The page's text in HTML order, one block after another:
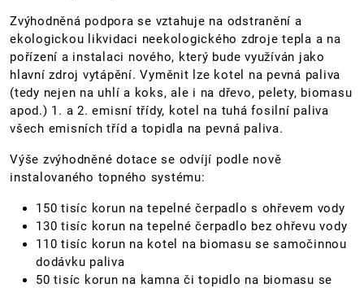
Zvýhodněná podpora se vztahuje na odstranění a
ekologickou likvidaci neekologického zdroje tepla a na
pořízení a instalaci nového, který bude využíván jako
hlavní zdroj vytápění. Vyměnit lze kotel na pevná paliva
(tedy nejen na uhlí a koks, ale i na dřevo, pelety, biomasu
apod.) 1. a 2. emisní třídy, kotel na tuhá fosilní paliva
všech emisních tříd a topidla na pevná paliva.
Výše zvýhodněné dotace se odvíjí podle nově
instalovaného topného systému:
150 tisíc korun na tepelné čerpadlo s ohřevem vody
130 tisíc korun na tepelné čerpadlo bez ohřevu vody
110 tisíc korun na kotel na biomasu se samočinnou
dodávku paliva
50 tisíc korun na kamna či topidlo na biomasu se